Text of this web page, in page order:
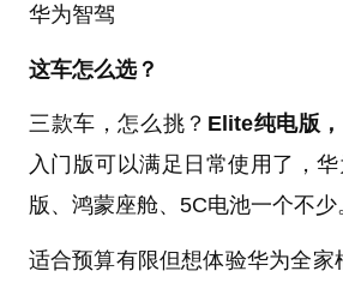
华为智驾
这车怎么选？
三款车，怎么挑？ Elite纯电版，
入门版可以满足日常使用了，
版、鸿蒙座舱、5C电池一个不少
适合预算有限但想体验华为全家